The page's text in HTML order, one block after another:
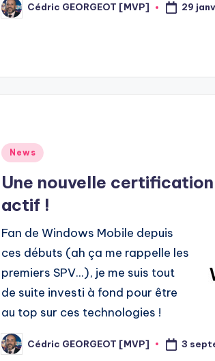
Posted
by
Cédric GEORGEOT [MVP] 29
Posted
News
Une nouvelle certification
actif !
Fan de Windows Mobile depuis
ces débuts (ah ça me rappelle les
premiers SPV...), je me suis tout
de suite investi à fond pour être
au top sur ces technologies !
Posted
by
Cédric GEORGEOT [MVP] 3